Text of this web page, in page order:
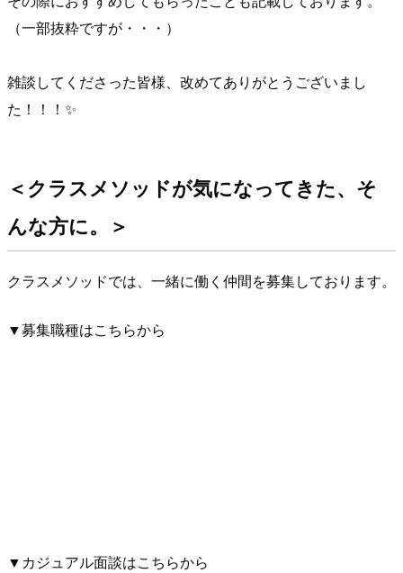
（一部抜粋ですが・・・）
雑談してくださった皆様、改めてありがとうございまし
た！！！✨
＜クラスメソッドが気になってきた、そ
んな方に。＞
クラスメソッドでは、一緒に働く仲間を募集しております。
▼募集職種はこちらから
▼カジュアル面談はこちらから